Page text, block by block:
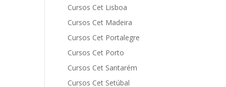
Cursos Cet Lisboa
Cursos Cet Madeira
Cursos Cet Portalegre
Cursos Cet Porto
Cursos Cet Santarém
Cursos Cet Setúbal